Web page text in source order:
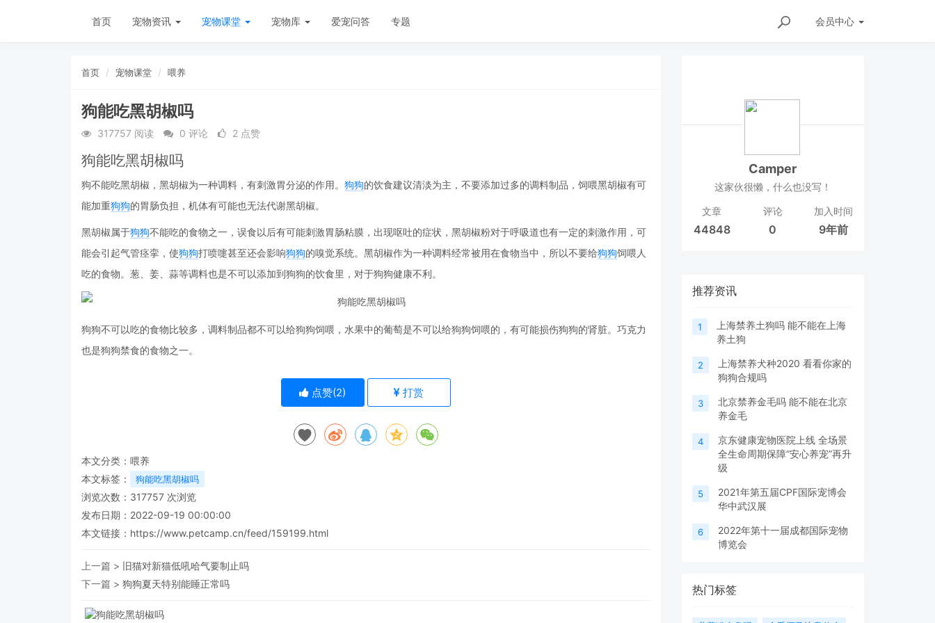
首页 宠物资讯 宠物课堂 宠物库 爱宠问答 专题 会员中心
首页 宠物课堂 喂养
狗能吃黑胡椒吗
317757 阅读 0 评论 2 点赞
狗能吃黑胡椒吗
狗不能吃黑胡椒，黑胡椒为一种调料，有刺激胃分泌的作用。 狗狗的饮食建议清淡为主，不要添加过多的调料制品，饲喂黑胡椒有可
能加重狗狗的胃肠负担，机体有可能也无法代谢黑胡椒。
黑胡椒属于狗狗不能吃的食物之一，误食以后有可能刺激胃肠粘膜，出现呕吐的症状，黑胡椒粉对于呼吸道也有一定的刺激作用，可
能会引起气管痉挛，使狗狗打喷嚏甚至还会影响狗狗的嗅觉系统。黑胡椒作为一种调料经常被用在食物当中，所以不要给狗狗饲喂人
吃的食物。葱、姜、蒜等调料也是不可以添加到狗狗的饮食里，对于狗狗健康不利。
狗狗不可以吃的食物比较多，调料制品都不可以给狗狗饲喂，水果中的葡萄是不可以给狗狗饲喂的，有可能损伤狗狗的肾脏。巧克力
也是狗狗禁食的食物之一。
点赞(2) 打赏
本文分类： 喂养
本文标签：
狗能吃黑胡椒吗
浏览次数： 317757 次浏览
发布日期：2022-09-19 00:00:00
本文链接： https://www.petcamp.cn/feed/159199.html
上一篇 > 旧猫对新猫低吼哈气要制止吗
下一篇 > 狗狗夏天特别能睡正常吗
Camper
这家伙很懒，什么也没写！
文章
44848
评论
0
加入时间
9年前
推荐资讯
1
上海禁养土狗吗 能不能在上海
养土狗
2
上海禁养犬种2020 看看你家的
狗狗合规吗
3
北京禁养金毛吗 能不能在北京
养金毛
4
京东健康宠物医院上线 全场景
全生命周期保障“安心养宠”再升
级
5
2021年第五届CPF国际宠博会
华中武汉展
6
2022年第十一届成都国际宠物
博览会
热门标签